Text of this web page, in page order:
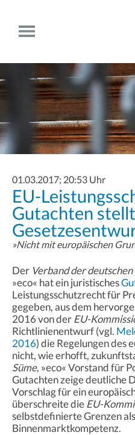
01.03.2017; 20:53 Uhr
EU-
Gutachten stellt
»Nicht mit europäischen
Der Verband der
»eco« hat ein juristisches
Leistungsschutzrecht für
gegeben, aus dem
2016 von derEU-
Richtlinienentwurf (vgl.
2016) die Regelungen des
nicht, wie erhofft,
Süme, »eco« Vorstand für
Gutachten zeige deutliche
Vorschlag für ein
überschreite dieEU-
selbstdefinierte Grenzen
Binnenmarktkompetenz.